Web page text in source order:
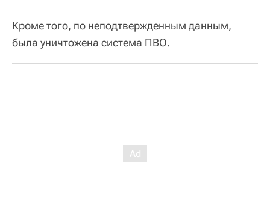
Кроме того, по неподтвержденным данным,
была уничтожена система ПВО.